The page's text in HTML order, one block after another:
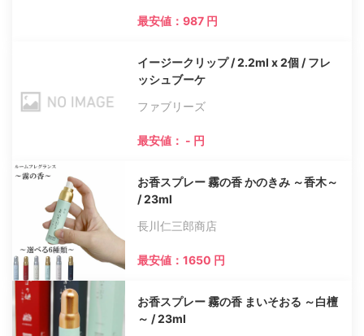
最安値：987 円
イージークリップ / 2.2ml x 2個 / フレ
ッシュブーケ
ファブリーズ
最安値： - 円
お香スプレー 霧の香 かのきみ ～香木～
/ 23ml
長川仁三郎商店
最安値：1650 円
お香スプレー 霧の香 まいそおる ～白檀
～ / 23ml